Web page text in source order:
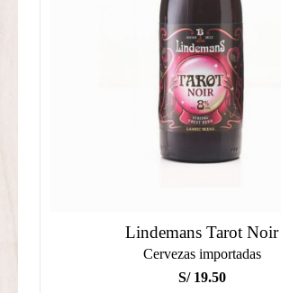
Lindemans Tarot Noir
Cervezas importadas
S/19.50